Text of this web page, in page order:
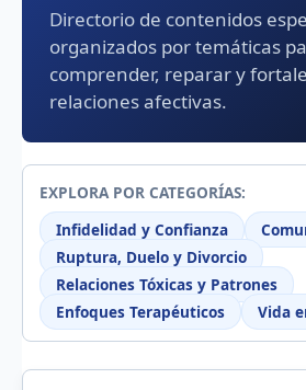
Directorio de contenidos
organizados por temáticas
comprender, reparar y
relaciones afectivas.
EXPLORA POR CATEGORÍAS:
Infidelidad y Confianza
Ruptura, Duelo y Divorcio
Relaciones Tóxicas y Patrones
Enfoques Terapéuticos
Vida